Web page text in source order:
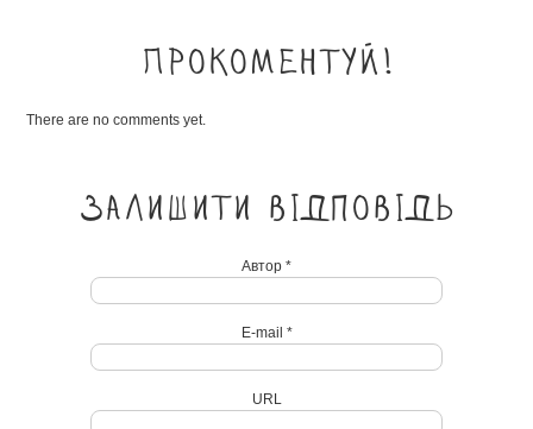
Прокоментуй!
There are no comments yet.
Залишити відповідь
Автор *
E-mail *
URL